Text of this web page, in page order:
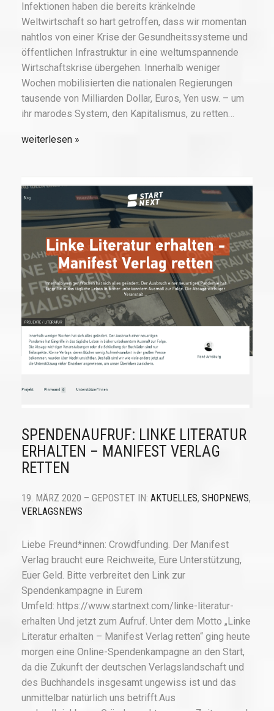
Infektionen haben die bereits kränkelnde
Weltwirtschaft so hart getroffen, dass wir momentan
nahtlos von einer Krise der Gesundheitssysteme und
öffentlichen Infrastruktur in eine weltumspannende
Wirtschaftskrise übergehen. Innerhalb weniger
Wochen mobilisierten die nationalen Regierungen
tausende von Milliarden Dollar, Euros, Yen usw. – um
ihr marodes System, den Kapitalismus, zu retten…
weiterlesen
SPENDENAUFRUF: LINKE LITERATUR
ERHALTEN – MANIFEST VERLAG
RETTEN
19. MÄRZ 2020 – GEPOSTET IN: AKTUELLES, SHOPNEWS,
VERLAGSNEWS
Liebe Freund*innen: Crowdfunding. Der Manifest
Verlag braucht eure Reichweite, Eure Unterstützung,
Euer Geld. Bitte verbreitet den Link zur
Spendenkampagne in Eurem
Umfeld: https://www.startnext.com/linke-literatur-
erhalten Und jetzt zum Aufruf. Unter dem Motto „Linke
Literatur erhalten – Manifest Verlag retten“ ging heute
morgen eine Online-Spendenkampagne an den Start,
da die Zukunft der deutschen Verlagslandschaft und
des Buchhandels insgesamt ungewiss ist und das
unmittelbar natürlich uns betrifft.Aus